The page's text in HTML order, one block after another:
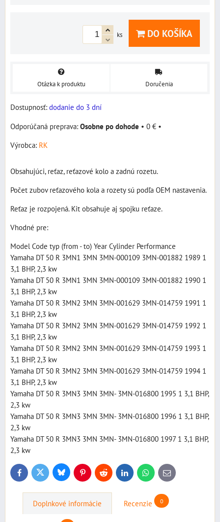
ks DO KOŠÍKA
Otázka k produktu Doručenia
Dostupnosť: dodanie do 3 dní
Osobne po dohode • 0 € •
Výrobca: RK
Obsahujúci, reťaz, reťazové kolo a zadnú rozetu.
Počet zubov reťazového kola a rozety sú podľa OEM nastavenia.
Reťaz je rozpojená. Kit obsahuje aj spojku reťaze.
Vhodné pre:
Model Code typ (from - to) Year Cylinder Performance
Yamaha DT 50 R 3MN1 3MN 3MN-000109 3MN-001882 1989 1
3,1 BHP, 2,3 kw
Yamaha DT 50 R 3MN1 3MN 3MN-000109 3MN-001882 1990 1
3,1 BHP, 2,3 kw
Yamaha DT 50 R 3MN2 3MN 3MN-001629 3MN-014759 1991 1
3,1 BHP, 2,3 kw
Yamaha DT 50 R 3MN2 3MN 3MN-001629 3MN-014759 1992 1
3,1 BHP, 2,3 kw
Yamaha DT 50 R 3MN2 3MN 3MN-001629 3MN-014759 1993 1
3,1 BHP, 2,3 kw
Yamaha DT 50 R 3MN2 3MN 3MN-001629 3MN-014759 1994 1
3,1 BHP, 2,3 kw
Yamaha DT 50 R 3MN3 3MN 3MN- 3MN-016800 1995 1 3,1 BHP,
2,3 kw
Yamaha DT 50 R 3MN3 3MN 3MN- 3MN-016800 1996 1 3,1 BHP,
2,3 kw
Yamaha DT 50 R 3MN3 3MN 3MN- 3MN-016800 1997 1 3,1 BHP,
2,3 kw
FacebookTwitter BlueskyPinterestReddit LinkedInWhatsApp
E-
mail
Doplnkové informácie Recenzie 0